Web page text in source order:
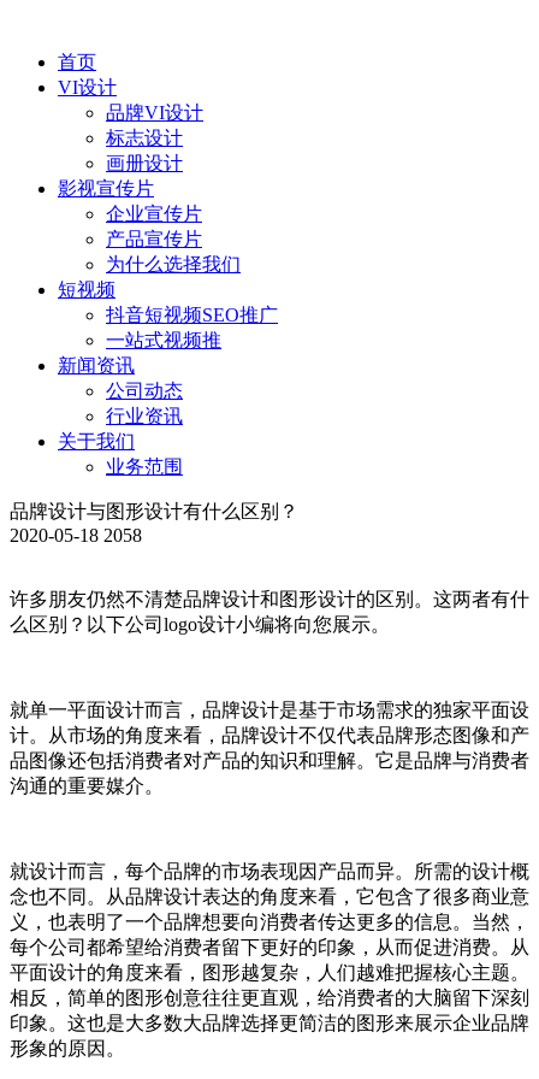
首页
VI设计
品牌VI设计
标志设计
画册设计
影视宣传片
企业宣传片
产品宣传片
为什么选择我们
短视频
抖音短视频SEO推广
一站式视频推
新闻资讯
公司动态
行业资讯
关于我们
业务范围
品牌设计与图形设计有什么区别？
2020-05-18 2058
许多朋友仍然不清楚品牌设计和图形设计的区别。这两者有什
么区别？以下公司logo设计小编将向您展示。
就单一平面设计而言，品牌设计是基于市场需求的独家平面设
计。从市场的角度来看，品牌设计不仅代表品牌形态图像和产
品图像还包括消费者对产品的知识和理解。它是品牌与消费者
沟通的重要媒介。
就设计而言，每个品牌的市场表现因产品而异。所需的设计概
念也不同。从品牌设计表达的角度来看，它包含了很多商业意
义，也表明了一个品牌想要向消费者传达更多的信息。当然，
每个公司都希望给消费者留下更好的印象，从而促进消费。从
平面设计的角度来看，图形越复杂，人们越难把握核心主题。
相反，简单的图形创意往往更直观，给消费者的大脑留下深刻
印象。这也是大多数大品牌选择更简洁的图形来展示企业品牌
形象的原因。